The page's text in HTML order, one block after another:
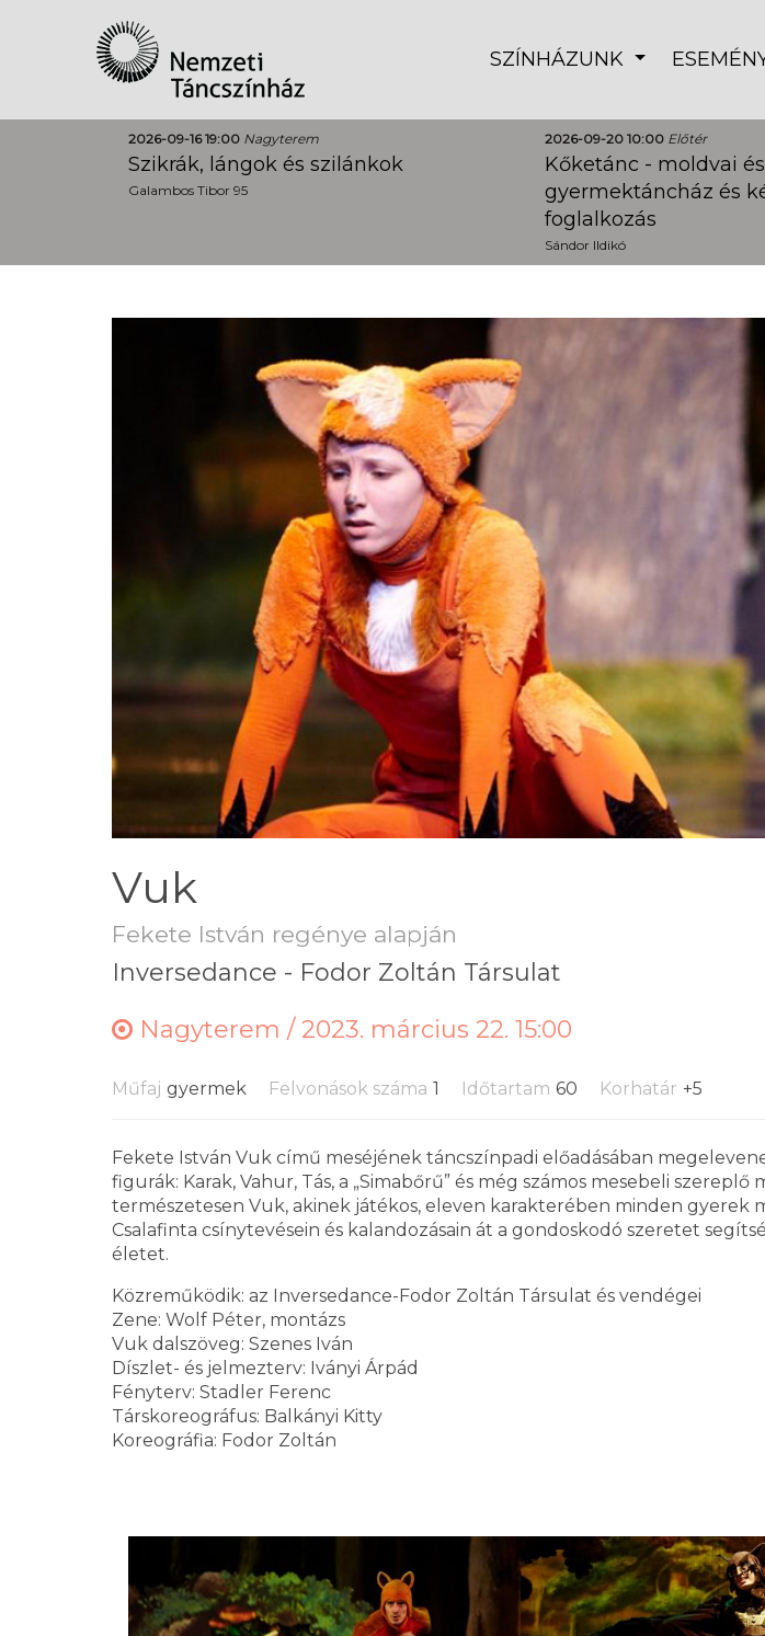
SZÍNHÁZUNK
2026-09-16 19:00 Nagyterem
Szikrák, lángok és szilánkok
Galambos Tibor 95
2026-09-20 10:00 Előtér
Kőketánc - moldvai
gyermektáncház és
foglalkozás
Sándor Ildikó
Vuk
Fekete István regénye alapján
Inversedance - Fodor Zoltán Társulat
Nagyterem / 2023. március 22. 15:00
Műfaj gyermek Felvonások száma 1 Időtartam 60 Korhatár +5
Fekete István Vuk című meséjének táncszínpadi előadásában
figurák: Karak, Vahur, Tás, a „Simabőrű” és még számos mesebeli szereplő
természetesen Vuk, akinek játékos, eleven karakterében minden gyerek
Csalafinta csínytevésein és kalandozásain át a gondoskodó szeretet
életet.
Közreműködik: az Inversedance-Fodor Zoltán Társulat és vendégei
Zene: Wolf Péter, montázs
Vuk dalszöveg: Szenes Iván
Díszlet- és jelmezterv: Iványi Árpád
Fényterv: Stadler Ferenc
Társkoreográfus: Balkányi Kitty
Koreográfia: Fodor Zoltán